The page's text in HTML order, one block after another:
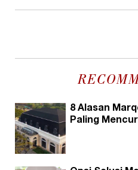
8 Alasan
Paling